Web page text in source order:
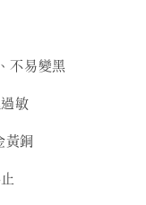
不易變黑
敏
黃銅